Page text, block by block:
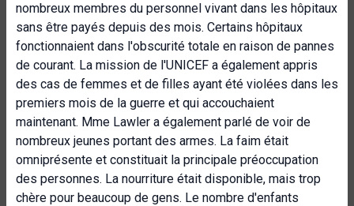
nombreux membres du personnel vivant dans les hôpitaux
sans être payés depuis des mois. Certains hôpitaux
fonctionnaient dans l'obscurité totale en raison de pannes
de courant. La mission de l'UNICEF a également appris
des cas de femmes et de filles ayant été violées dans les
premiers mois de la guerre et qui accouchaient
maintenant. Mme Lawler a également parlé de voir de
nombreux jeunes portant des armes. La faim était
omniprésente et constituait la principale préoccupation
des personnes. La nourriture était disponible, mais trop
chère pour beaucoup de gens. Le nombre d'enfants